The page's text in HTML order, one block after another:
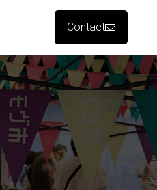
Contact